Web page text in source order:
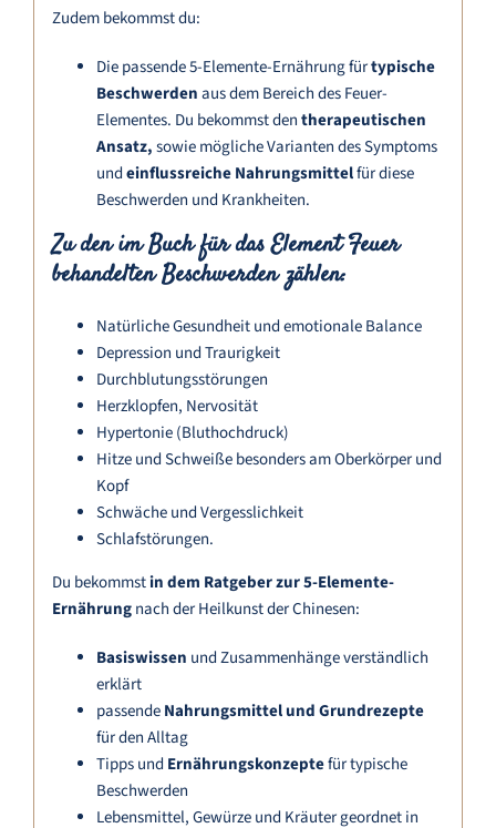
Zudem bekommst du:
Die passende 5-Elemente-Ernährung fürtypische
Beschwerdenaus dem Bereich des Feuer-
Elementes. Du bekommst dentherapeutischen
Ansatz,sowie mögliche Varianten des Symptoms
undeinflussreiche Nahrungsmittelfür diese
Beschwerden und Krankheiten.
Zu den im Buch für das Element Feuer
behandelten Beschwerden zählen:
Natürliche Gesundheit und emotionale Balance
Depression und Traurigkeit
Durchblutungsstörungen
Herzklopfen, Nervosität
Hypertonie (Bluthochdruck)
Hitze und Schweiße besonders am Oberkörper und
Kopf
Schwäche und Vergesslichkeit
Schlafstörungen.
Du bekommstin dem Ratgeber zur 5-Elemente-
Ernährungnach der Heilkunst der Chinesen:
Basiswissen und Zusammenhänge verständlich
erklärt
passendeNahrungsmittel und Grundrezepte
für den Alltag
Tipps und Ernährungskonzeptefür typische
Beschwerden
Lebensmittel, Gewürze und Kräuter geordnet in